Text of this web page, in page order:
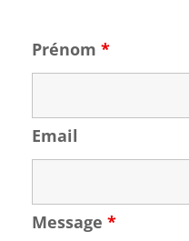
Prénom *
Email
Message *